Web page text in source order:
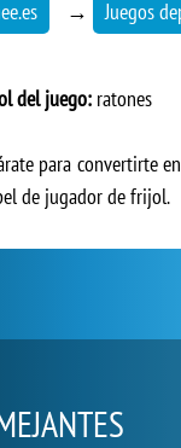
→ Juegos
del juego: ratones
para convertirte
de jugador de frijol.